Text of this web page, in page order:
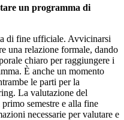
un programma di
di fine ufficiale. Avvicinarsi
una relazione formale, dando
chiaro per raggiungere i
È anche un momento
le parti per la
La valutazione del
semestre e alla fine
necessarie per valutare e